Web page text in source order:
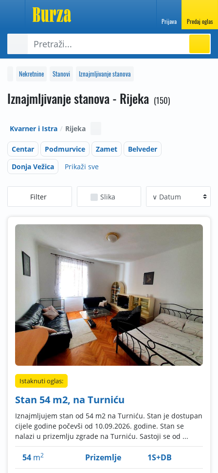
Prijava Predaj oglas
Nekretnine Stanovi Iznajmljivanje stanova
Iznajmljivanje stanova - Rijeka 150
Kvarner i Istra Rijeka
Centar Podmurvice Zamet
Belveder
Donja Vežica
Prikaži sve
Filter Slika
Istaknuti oglas:
Stan 54 m2, na Turniću
Iznajmljujem stan od 54 m2 na Turniću. Stan je dostupan
cijele godine počevši od 10.09.2026. godine. Stan se
nalazi u prizemlju zgrade na Turniću. Sastoji se od ...
54 m2 Prizemlje 1S+DB